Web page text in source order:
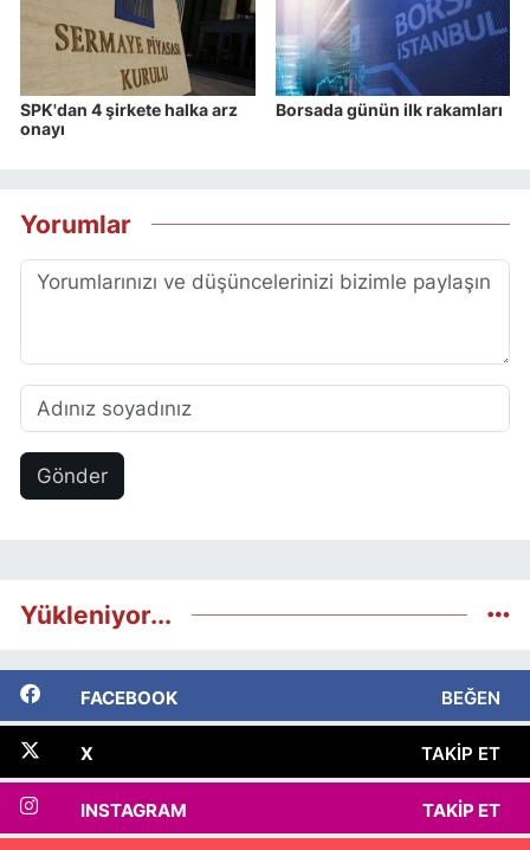
SPK'dan 4 şirkete halka arz
onayı
Borsada günün ilk rakamları
Yorumlar
Gönder
Yükleniyor...
FACEBOOK BEĞEN
X TAKIP ET
INSTAGRAM TAKIP ET